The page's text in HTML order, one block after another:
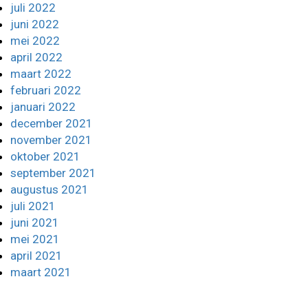
juli 2022
juni 2022
mei 2022
april 2022
maart 2022
februari 2022
januari 2022
december 2021
november 2021
oktober 2021
september 2021
augustus 2021
juli 2021
juni 2021
mei 2021
april 2021
maart 2021